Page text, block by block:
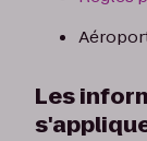
Les